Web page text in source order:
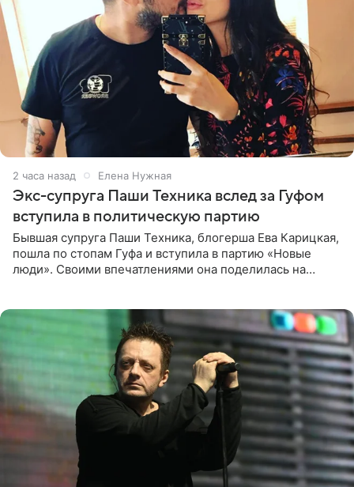
2 часа назад Елена Нужная
Экс-супруга Паши Техника вслед за Гуфом
вступила в политическую партию
Бывшая супруга Паши Техника, блогерша Ева Карицкая,
пошла по стопам Гуфа и вступила в партию «Новые
люди». Своими впечатлениями она поделилась на